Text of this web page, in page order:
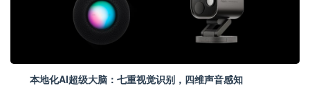
本地化AI超级大脑：七重视觉识别，四维声音感知